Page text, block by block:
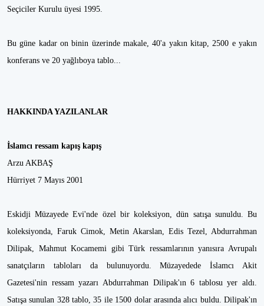
Seçiciler Kurulu üyesi 1995.
Bu güne kadar on binin üzerinde makale, 40'a yakın kitap, 2500 e yakın
konferans ve 20 yağlıboya tablo...
HAKKINDA YAZILANLAR
İslamcı ressam kapış kapış
Arzu AKBAŞ
Hürriyet 7 Mayıs 2001
Eskidji Müzayede Evi'nde özel bir koleksiyon, dün satışa sunuldu. Bu
koleksiyonda, Faruk Cimok, Metin Akarslan, Edis Tezel, Abdurrahman
Dilipak, Mahmut Kocamemi gibi Türk ressamlarının yanısıra Avrupalı
sanatçıların tabloları da bulunuyordu. Müzayedede İslamcı Akit
Gazetesi'nin ressam yazarı Abdurrahman Dilipak'ın 6 tablosu yer aldı.
Satışa sunulan 328 tablo, 35 ile 1500 dolar arasında alıcı buldu. Dilipak'ın